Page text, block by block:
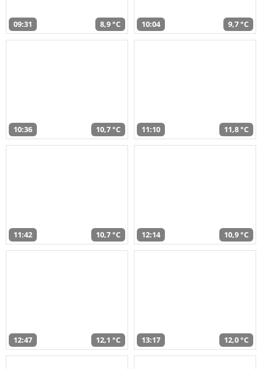
09:31 8,9 °C 10:04 9,7 °C
10:36 10,7 °C 11:10 11,8 °C
11:42 10,7 °C 12:14 10,9 °C
12:47 12,1 °C 13:17 12,0 °C